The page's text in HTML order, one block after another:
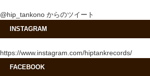
@hip_tankono からのツイート
INSTAGRAM
https://www.instagram.com/hiptankrecords/
FACEBOOK